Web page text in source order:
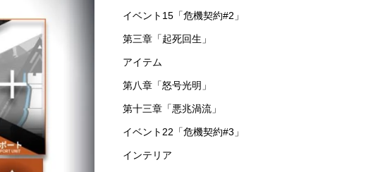
イベント15「危機契約#2」
第三章「起死回生」
アイテム
第八章「怒号光明」
第十三章「悪兆渦流」
イベント22「危機契約#3」
インテリア